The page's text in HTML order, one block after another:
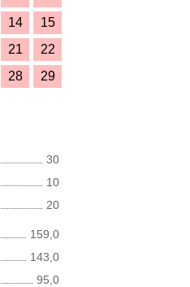
14
15
21
22
28
29
30
10
20
159,0
143,0
95,0